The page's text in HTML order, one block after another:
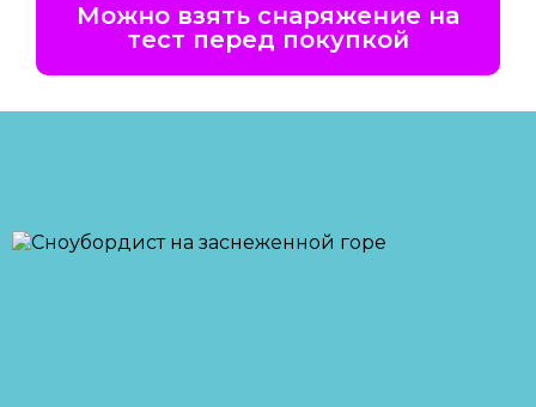
Можно взять снаряжение на
тест перед покупкой